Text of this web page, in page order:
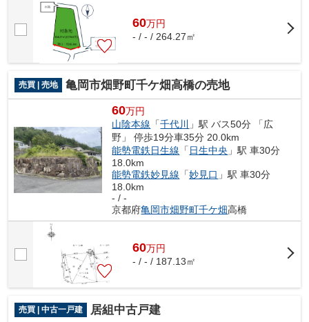
60万円
- / - / 264.27㎡
売買 | 売地 亀岡市畑野町千ケ畑高橋の売地
60万円
山陰本線 「千代川
」駅 バス50分 「広
野」 停歩19分車35分 20.0km
能勢電鉄日生線 「 日生中央 」駅 車30分
18.0km
能勢電鉄妙見線 「妙見口 」駅 車30分
18.0km
- / -
京都府亀岡市畑野町千ケ畑高橋
60万円
- / - / 187.13㎡
売買 | 中古一戸建 居組中古戸建